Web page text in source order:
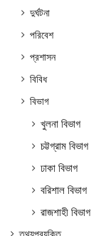
দুর্ঘটনা
পরিবেশ
প্রশাসন
বিবিধ
বিভাগ
খুলনা বিভাগ
চট্টগ্রাম বিভাগ
ঢাকা বিভাগ
বরিশাল বিভাগ
রাজশাহী বিভাগ